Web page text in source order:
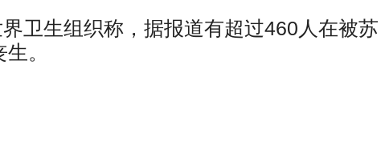
卫生组织称，据报道有超过460人在被苏
。